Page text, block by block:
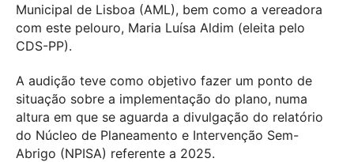
Municipal de Lisboa (AML), bem como a vereadora
com este pelouro, Maria Luísa Aldim (eleita pelo
CDS-PP).
A audição teve como objetivo fazer um ponto de
situação sobre a implementação do plano, numa
altura em que se aguarda a divulgação do relatório
do Núcleo de Planeamento e Intervenção Sem-
Abrigo (NPISA) referente a 2025.